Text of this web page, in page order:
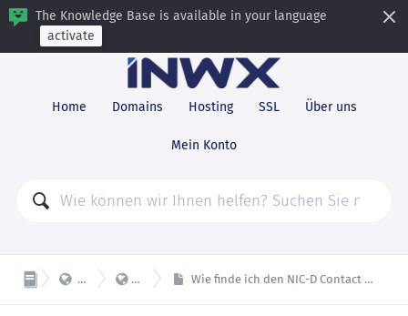
The Knowledge Base is available in your language
activate
Home Domains Hosting SSL Über uns
Mein Konto
 Domains
 Transfer Wie finde ich den NIC-D Contact und das Passwort für den Wegzug einer .RU Domain?